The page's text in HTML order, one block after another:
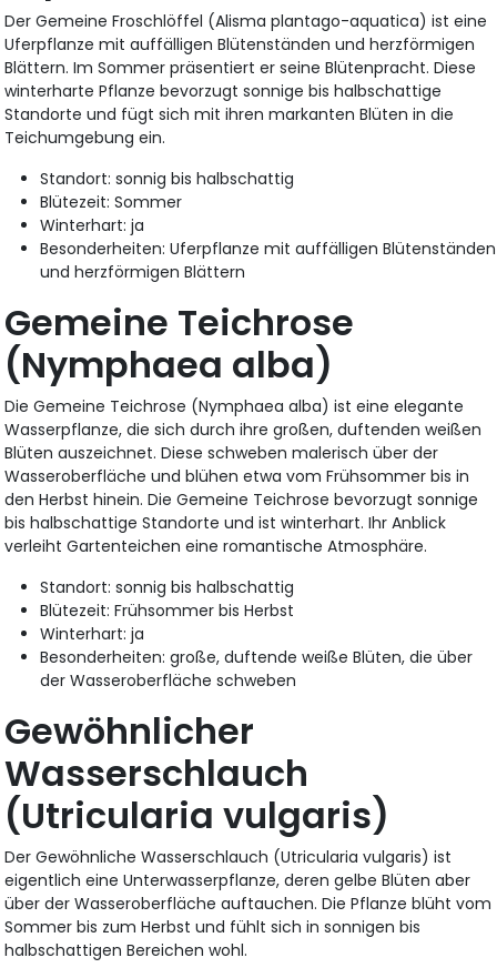
Der Gemeine Froschlöffel (Alisma plantago-aquatica) ist eine
Uferpflanze mit auffälligen Blütenständen und herzförmigen
Blättern. Im Sommer präsentiert er seine Blütenpracht. Diese
winterharte Pflanze bevorzugt sonnige bis halbschattige
Standorte und fügt sich mit ihren markanten Blüten in die
Teichumgebung ein.
Standort: sonnig bis halbschattig
Blütezeit: Sommer
Winterhart: ja
Besonderheiten: Uferpflanze mit auffälligen Blütenständen
und herzförmigen Blättern
Gemeine Teichrose
(Nymphaea alba)
Die Gemeine Teichrose (Nymphaea alba) ist eine elegante
Wasserpflanze, die sich durch ihre großen, duftenden weißen
Blüten auszeichnet. Diese schweben malerisch über der
Wasseroberfläche und blühen etwa vom Frühsommer bis in
den Herbst hinein. Die Gemeine Teichrose bevorzugt sonnige
bis halbschattige Standorte und ist winterhart. Ihr Anblick
verleiht Gartenteichen eine romantische Atmosphäre.
Standort: sonnig bis halbschattig
Blütezeit: Frühsommer bis Herbst
Winterhart: ja
Besonderheiten: große, duftende weiße Blüten, die über
der Wasseroberfläche schweben
Gewöhnlicher
Wasserschlauch
(Utricularia vulgaris)
Der Gewöhnliche Wasserschlauch (Utricularia vulgaris) ist
eigentlich eine Unterwasserpflanze, deren gelbe Blüten aber
über der Wasseroberfläche auftauchen. Die Pflanze blüht vom
Sommer bis zum Herbst und fühlt sich in sonnigen bis
halbschattigen Bereichen wohl.